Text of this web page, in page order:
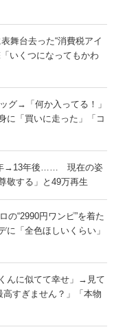
舞台去った“消費税アイ
いくつになってもかわ
グ→「何か入ってる！」
「買いに走った」「コ
年→13年後…… 現在の姿
敬する」と49万再生
の“2990円ワンピ”を着た
「全色ほしいくらい」
んに似てて幸せ」→見て
すぎません？」「本物